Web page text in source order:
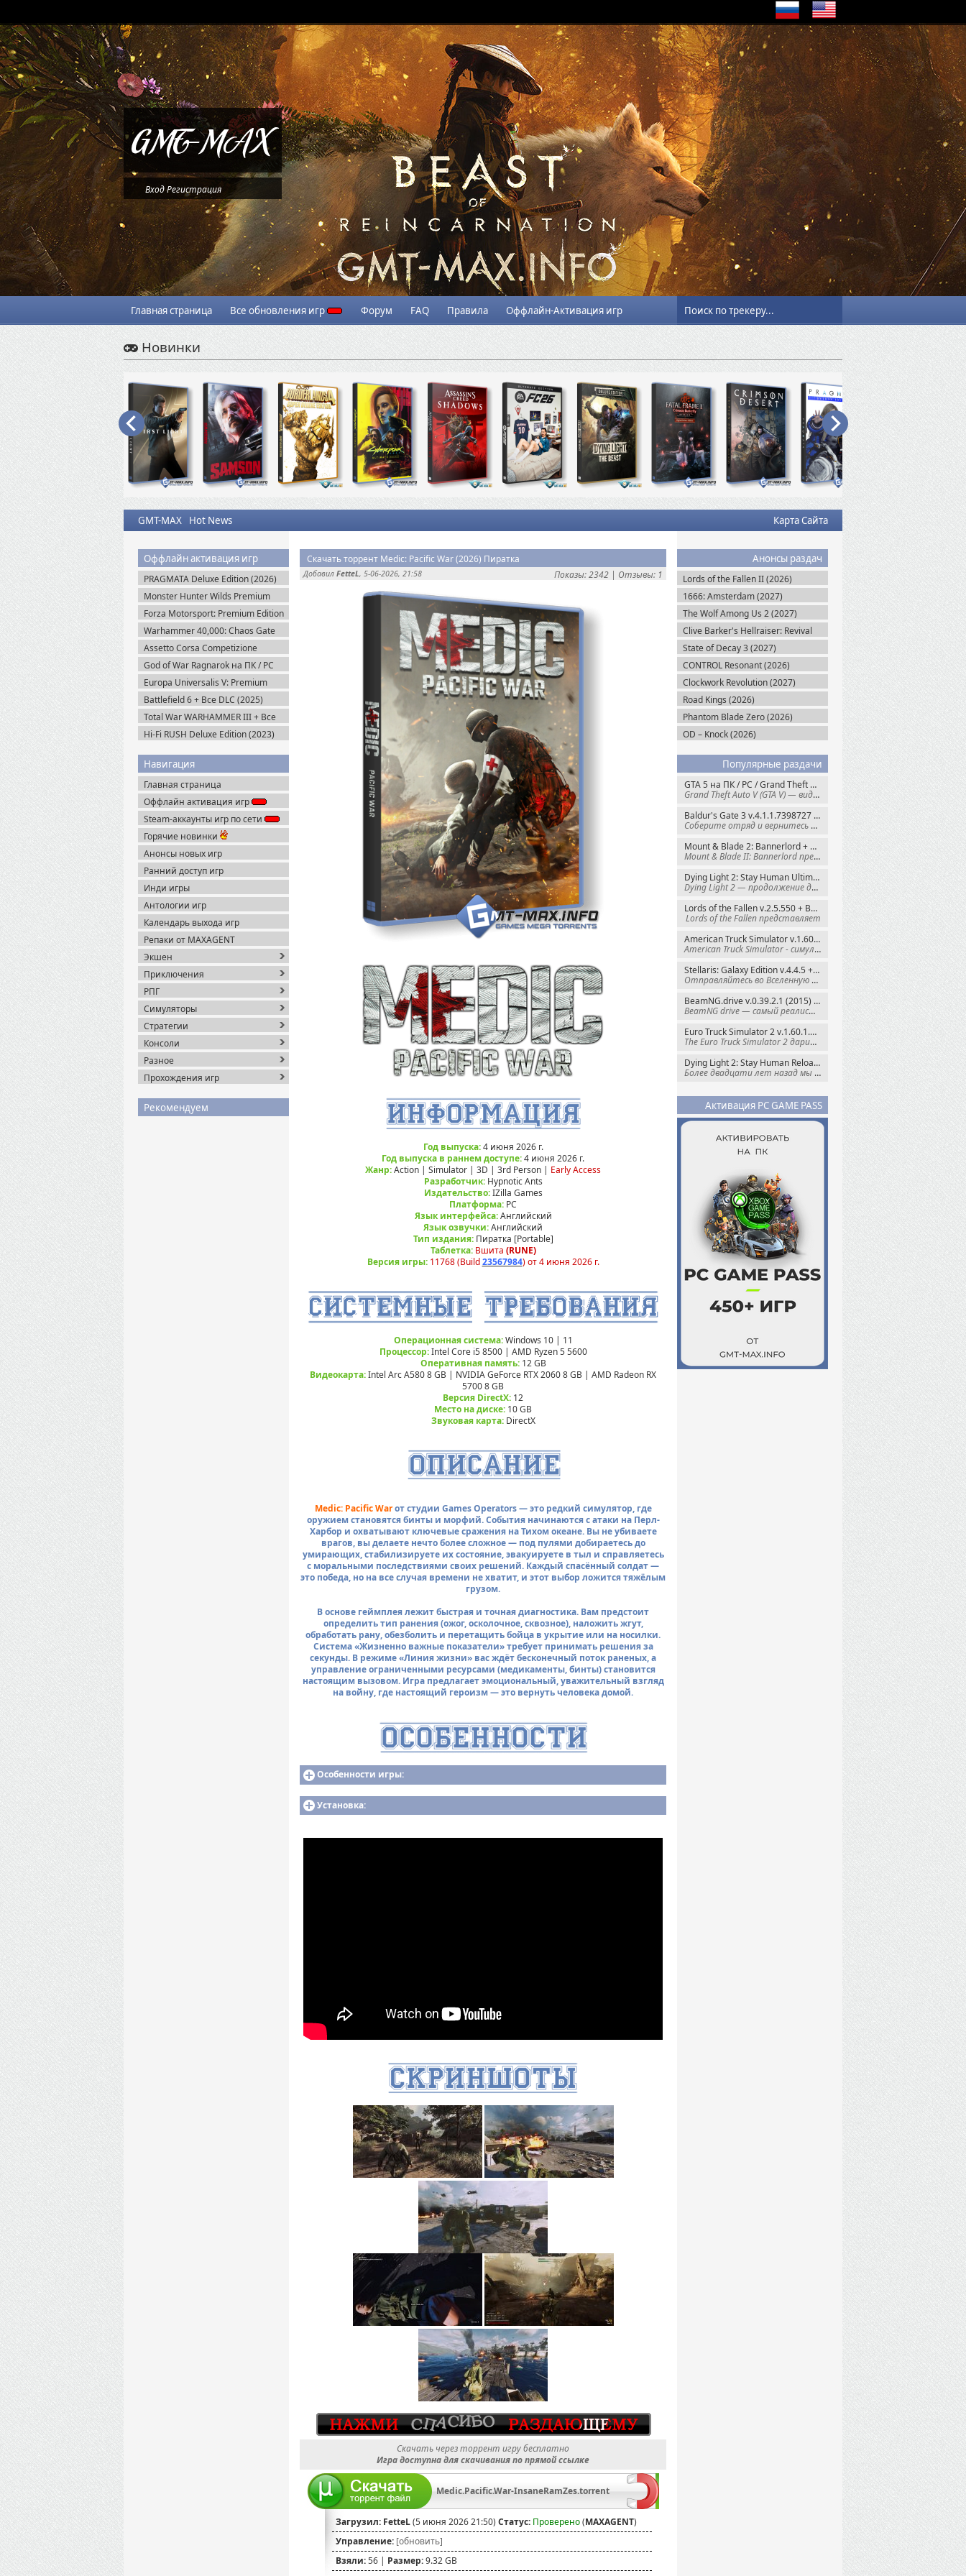
ВходРегистрация
Главная страница Все обновления игр Форум FAQ Правила Оффлайн-Активация игр
Новинки
GMT-MAX Hot News Карта Сайта
Анонсы раздач
Lords of the Fallen II (2026)
1666: Amsterdam (2027)
The Wolf Among Us 2 (2027)
Clive Barker's Hellraiser: Revival
(2026)
State of Decay 3 (2027)
CONTROL Resonant (2026)
Clockwork Revolution (2027)
Road Kings (2026)
Phantom Blade Zero (2026)
OD – Knock (2026)
Популярные раздачи
GTA 5 на ПК / PC / Grand Theft Auto V: Premium Edition (2015) Steam-Rip
Grand Theft Auto V (GTA V) — видеоигра из
Baldur's Gate 3 v.4.1.1.7398727 + Все DLC (2023) GOG-Rip
Соберите отряд и вернитесь в Забытые
Mount & Blade 2: Bannerlord + War Sails v.1.4.7.117484 (2025) GOG
Mount & Blade II: Bannerlord представляет
Dying Light 2: Stay Human Ultimate Edition v.1.29.0 + Все DLC (2022) Пиратка
Dying Light 2 — продолжение динамичного
Lords of the Fallen v.2.5.550 + Все DLC (2023) Пиратка
Lords of the Fallen представляет
American Truck Simulator v.1.60.1.8s + Все DLC (2016) Пиратка
American Truck Simulator - симулятор
Stellaris: Galaxy Edition v.4.4.5 + Все DLC (2016) Пиратка
Отправляйтесь во Вселенную полную чудес и
BeamNG.drive v.0.39.2.1 (2015) RePack
BeamNG drive — самый реалистичный
Euro Truck Simulator 2 v.1.60.1.7s + Все DLC (2012) Пиратка
The Euro Truck Simulator 2 дарит вам опыт
Dying Light 2: Stay Human Reloaded Edition v.1.28.3 + Все DLC (2022) RePack
Более двадцати лет назад мы пытались
Активация PC GAME PASS
Оффлайн активация игр
PRAGMATA Deluxe Edition (2026)
Пиратка
Monster Hunter Wilds Premium
Edition (2025) Steam-Rip
Forza Motorsport: Premium Edition
+ Все DLC (2023/Multiplayer)
Пиратка
Warhammer 40,000: Chaos Gate
Daemonhunters (2022) Steam-Rip
Assetto Corsa Competizione
v.1.10.3 + Все DLC (2019) Пиратка
God of War Ragnarok на ПК / PC
v.1.0.668.5700 + Все DLC (2024)
RePack
Europa Universalis V: Premium
Edition v.1.3.11 (2025) Пиратка
Battlefield 6 + Все DLC (2025)
Portable
Total War WARHAMMER III + Все
DLC (2022-2025) Steam-Rip
Hi-Fi RUSH Deluxe Edition (2023)
Навигация
Главная страница
Оффлайн активация игр
Steam-аккаунты игр по сети
Горячие новинки
Анонсы новых игр
Ранний доступ игр
Инди игры
Антологии игр
Календарь выхода игр
Репаки от MAXAGENT
Экшен
Приключения
РПГ
Симуляторы
Стратегии
Консоли
Разное
Прохождения игр
Рекомендуем
Скачать торрент Medic: Pacific War (2026) Пиратка
Показы: 2342 | Отзывы: 1
Добавил FetteL, 5-06-2026, 21:58
Год выпуска:4 июня 2026 г.
Год выпуска в раннем доступе:4 июня 2026 г.
Жанр:Action | Simulator | 3D | 3rd Person | Early Access
Разработчик:Hypnotic Ants
Издательство:IZilla Games
Платформа: РС
Язык интерфейса:Английский
Язык озвучки:Английский
Тип издания: Пиратка [Portable]
Таблетка: Вшита (RUNE)
Версия игры: 11768 (Build23567984) от 4 июня 2026 г.
Операционная система:Windows 10 | 11
Процессор:Intel Core i5 8500 | AMD Ryzen 5 5600
Оперативная память:12 GB
Видеокарта:Intel Arc A580 8 GB | NVIDIA GeForce RTX 2060 8 GB | AMD Radeon RX
5700 8 GB
Версия DirectX: 12
Место на диске: 10 GB
Звуковая карта:DirectX
Medic: Pacific Warот студии Games Operators — это редкий симулятор, где
оружием становятся бинты и морфий. События начинаются с атаки на Перл-
Харбор и охватывают ключевые сражения на Тихом океане. Вы не убиваете
врагов, вы делаете нечто более сложное — под пулями добираетесь до
умирающих, стабилизируете их состояние, эвакуируете в тыл и справляетесь
с моральными последствиями своих решений. Каждый спасённый солдат —
это победа, но на все случая времени не хватит, и этот выбор ложится тяжёлым
грузом.
В основе геймплея лежит быстрая и точная диагностика. Вам предстоит
определить тип ранения (ожог, осколочное, сквозное), наложить жгут,
обработать рану, обезболить и перетащить бойца в укрытие или на носилки.
Система «Жизненно важные показатели» требует принимать решения за
секунды. В режиме «Линия жизни» вас ждёт бесконечный поток раненых, а
управление ограниченными ресурсами (медикаменты, бинты) становится
настоящим вызовом. Игра предлагает эмоциональный, уважительный взгляд
на войну, где настоящий героизм — это вернуть человека домой.
Особенности игры:
Установка:
Скачать через торрент игру бесплатно
Игра доступна для скачивания по прямой ссылке
Medic.Pacific.War-InsaneRamZes.torrent
Загрузил: FetteL(5 июня 2026 21:50) Статус: Проверено(MAXAGENT)
Управление: [обновить]
Взяли:56 | Размер:9.32 GB